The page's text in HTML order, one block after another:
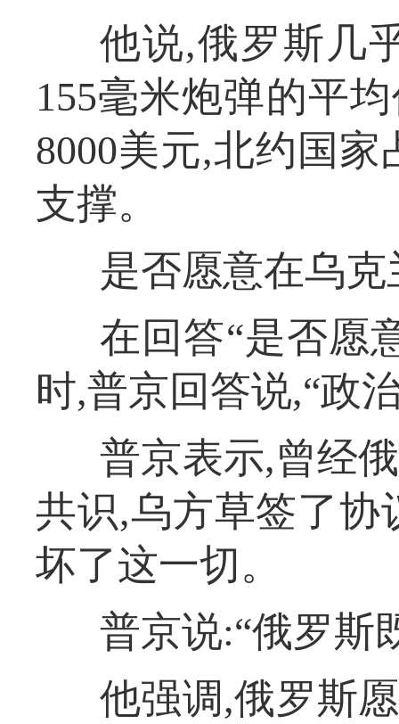
他说,俄罗斯几
155毫米炮弹的平
8000美元,北约国家
支撑。
是否愿意在乌
在回答“是否愿
时,普京回答说,“政
普京表示,曾经
共识,乌方草签了协
坏了这一切。
普京说:“俄罗斯
他强调,俄罗斯